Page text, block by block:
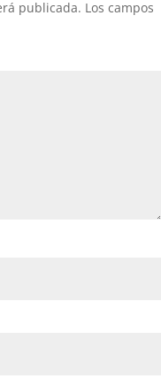
publicada. Los campos